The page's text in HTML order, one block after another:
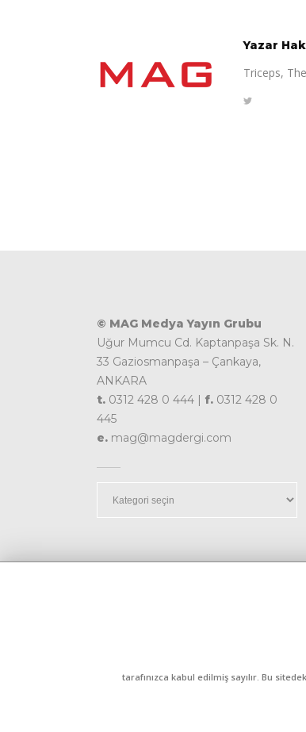
Yazar
Triceps,
© MAG Medya Yayın Grubu
Uğur Mumcu Cd. Kaptanpaşa Sk. N.
33 Gaziosmanpaşa – Çankaya,
ANKARA
t. 0312 428 0 444 | f. 0312 428 0
445
e. mag@magdergi.com
tarafınızca kabul edilmiş sayılır. Bu